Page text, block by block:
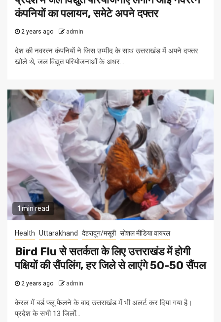
कंपनियों का पलायन, समेटे अपने दफ्तर
2 years ago admin
देश की नवरत्न कंपनियाें ने जिस उम्मीद के साथ उत्तराखंड में अपने दफ्तर
खोले थे, जल विद्युत परियोजनाओं के अधर...
1 min read
Health Uttarakhand देहरादून/मसूरी सोशल मीडिया वायरल
Bird Flu से सतर्कता के लिए उत्तराखंड में होगी
पक्षियों की सैंपलिंग, हर जिले से लाएंगे 50-50 सैंपल
2 years ago admin
केरल में बर्ड फ्लू फैलने के बाद उत्तराखंड में भी अलर्ट कर दिया गया है।
प्रदेश के सभी 13 जिलों...